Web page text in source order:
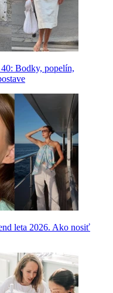
Bodky, popelín,
leta 2026. Ako nosiť